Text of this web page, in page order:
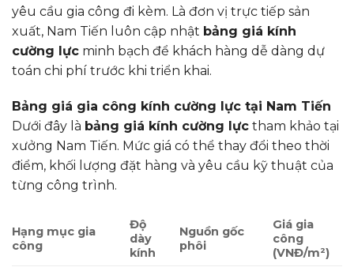
yêu cầu gia công đi kèm. Là đơn vị trực tiếp sản
xuất, Nam Tiến luôn cập nhật bảng giá kính
cường lực minh bạch để khách hàng dễ dàng dự
toán chi phí trước khi triển khai.
Bảng giá gia công kính cường lực tại Nam Tiến
Dưới đây là bảng giá kính cường lực tham khảo tại
xưởng Nam Tiến. Mức giá có thể thay đổi theo thời
điểm, khối lượng đặt hàng và yêu cầu kỹ thuật của
từng công trình.
Hạng mục gia
công
Độ
dày
kính
Nguồn gốc
phôi
Giá gia
công
(VNĐ/m²)